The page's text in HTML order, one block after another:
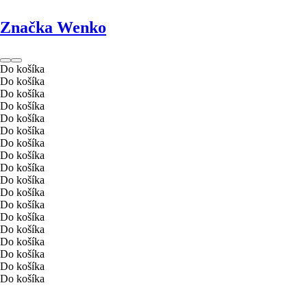
Značka Wenko
Do košíka
Do košíka
Do košíka
Do košíka
Do košíka
Do košíka
Do košíka
Do košíka
Do košíka
Do košíka
Do košíka
Do košíka
Do košíka
Do košíka
Do košíka
Do košíka
Do košíka
Do košíka